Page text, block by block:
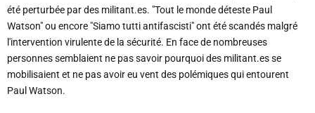
été perturbée par des militant.es. "Tout le monde déteste Paul
Watson" ou encore "Siamo tutti antifascisti" ont été scandés malgré
l'intervention virulente de la sécurité. En face de nombreuses
personnes semblaient ne pas savoir pourquoi des militant.es se
mobilisaient et ne pas avoir eu vent des polémiques qui entourent
Paul Watson.